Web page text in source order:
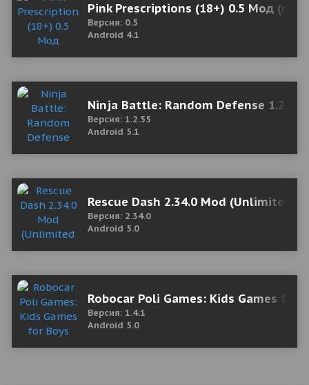
Pink Prescriptions (18+) 0.5 Мод
Версия: 0.5
Android 4.1
Ninja Battle: Random Defense
Версия: 1.2.55
Android 5.1
Rescue Dash 2.34.0 Mod (Unlimited
Версия: 2.34.0
Android 5.0
Robocar Poli Games: Kids Games for
Версия: 1.4.1
Android 5.0